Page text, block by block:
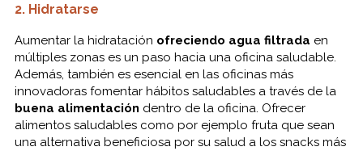
2. Hidratarse
Aumentar la hidratación ofreciendo agua filtrada en
múltiples zonas es un paso hacia una oficina saludable.
Además, también es esencial en las oficinas más
innovadoras fomentar hábitos saludables a través de la
buena alimentación dentro de la oficina. Ofrecer
alimentos saludables como por ejemplo fruta que sean
una alternativa beneficiosa por su salud a los snacks más